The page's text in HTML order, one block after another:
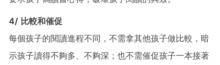
4/ 比較和催促
每個孩子的閱讀進程不同，不需拿其他孩子做比較，暗
示孩子讀得不夠多、不夠深；也不需催促孩子一本接著